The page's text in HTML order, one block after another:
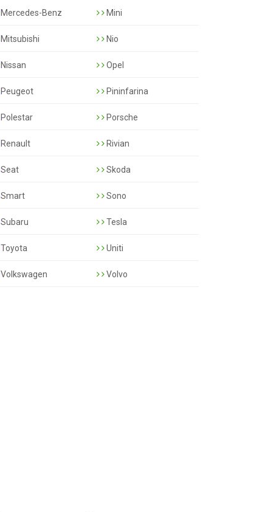
Mercedes-Benz Mini
Mitsubishi Nio
Nissan Opel
Peugeot Pininfarina
Polestar Porsche
Renault Rivian
Seat Skoda
Smart Sono
Subaru Tesla
Toyota Uniti
Volkswagen Volvo